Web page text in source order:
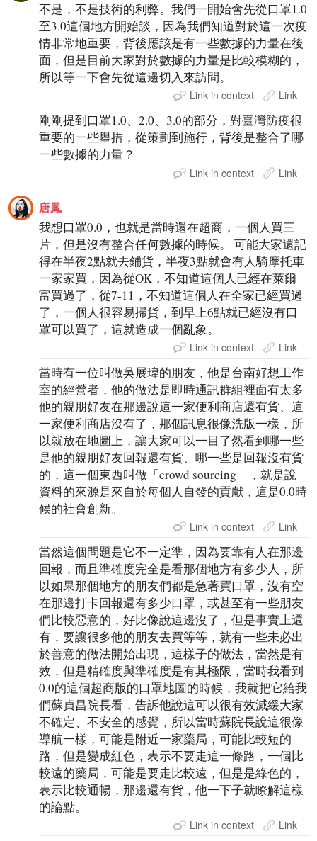
不是，不是技術的利弊。我們一開始會先從口罩1.0
至3.0這個地方開始談，因為我們知道對於這一次疫
情非常地重要，背後應該是有一些數據的力量在後
面，但是目前大家對於數據的力量是比較模糊的，
所以等一下會先從這邊切入來訪問。
Link in context Link
剛剛提到口罩1.0、2.0、3.0的部分，對臺灣防疫很
重要的一些舉措，從策劃到施行，背後是整合了哪
一些數據的力量？
Link in context Link
唐鳳
我想口罩0.0，也就是當時還在超商，一個人買三
片，但是沒有整合任何數據的時候。 可能大家還記
得在半夜2點就去鋪貨，半夜3點就會有人騎摩托車
一家家買，因為從OK，不知道這個人已經在萊爾
富買過了，從7-11，不知道這個人在全家已經買過
了，一個人很容易掃貨，到早上6點就已經沒有口
罩可以買了，這就造成一個亂象。
Link in context Link
當時有一位叫做吳展瑋的朋友，他是台南好想工作
室的經營者，他的做法是即時通訊群組裡面有太多
他的親朋好友在那邊說這一家便利商店還有貨、這
一家便利商店沒有了，那個訊息很像洗版一樣，所
以就放在地圖上，讓大家可以一目了然看到哪一些
是他的親朋好友回報還有貨、哪一些是回報沒有貨
的，這一個東西叫做「crowd sourcing」，就是說
資料的來源是來自於每個人自發的貢獻，這是0.0時
候的社會創新。
Link in context Link
當然這個問題是它不一定準，因為要靠有人在那邊
回報，而且準確度完全是看那個地方有多少人，所
以如果那個地方的朋友們都是急著買口罩，沒有空
在那邊打卡回報還有多少口罩，或甚至有一些朋友
們比較惡意的，好比像說這邊沒了，但是事實上還
有，要讓很多他的朋友去買等等，就有一些未必出
於善意的做法開始出現，這樣子的做法，當然是有
效，但是精確度與準確度是有其極限，當時我看到
0.0的這個超商版的口罩地圖的時候，我就把它給我
們蘇貞昌院長看，告訴他說這可以很有效減緩大家
不確定、不安全的感覺，所以當時蘇院長說這很像
導航一樣，可能是附近一家藥局，可能比較短的
路，但是變成紅色，表示不要走這一條路，一個比
較遠的藥局，可能是要走比較遠，但是是綠色的，
表示比較通暢，那邊還有貨，他一下子就瞭解這樣
的論點。
Link in context Link